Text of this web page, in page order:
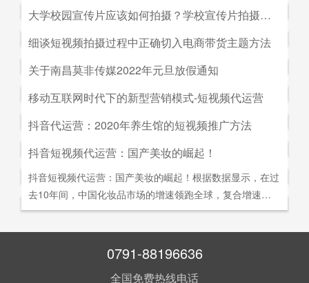
而事实上，正是因为公司规模小，才需要通过一个企业形象
片的包装，给经销商客户等以信心。
何选择抖音代运营公司呢，首先我们要先了解抖音代运营的
主要工作有哪些，抖音代运营公司会帮助我们做什么，什么
是我们自己做不到的，随着抖音的流行，抖音代运营的发展
前景是非常好的。
直播+短视频，新模式新机遇，南昌莫非传媒全域营销平台
会对市场营销造成深远的影响，引领企业走向下一场变革。
2G时代，消费者实现了通讯的自由；3G时代，视频通话和
移动数据技术的兴起推动了智能手机的发展；到了4G技术
的普及，成为了视频流媒体、移动应用和程序化广告发展的
信息的接收已经从图文时代转向了视听时代，而营销方式也
从单一的PC搜索引擎向多媒体、多领域转移，短视频、直
大学校园宣传片应该如何拍摄？学校宣传片拍摄出来有哪些作用？
大学校园宣传片应该如何拍摄？学校宣传片拍摄出来有哪些
始陆续的展开，而为了配合更好的招生进行学校文化建设，
都会拍摄一些大学宣传片来吸引更多学生，进而达到校园招
生的目的。那么，大学宣传片如何拍摄呢？有哪些作用？下
面小编就来为大家简单介绍一下。
细谈短视频拍摄过程中正确切入电商带货主题方法
细谈短视频拍摄过程中正确切入电商带货主题方法。短视频
一是创建自己的个人IP品牌,比如李子柒；二是创建代表生
活方式的品牌, 比如“一条”。前者就是基于达人的影响力创
建品牌,以IP名为品牌名,以达人为 品牌背书,这种模式其实更
像粉丝经济。普通用户受短视频内容的吸引 成为达人的粉
丝,进而成为产生实际购买行为的用户。实践证明,只要 IP足
够打动人心,他们就能爆发出巨大的影响力。以李子柒为例,
李子柒凭借短视频积累了千万粉丝,后在淘宝平台开设店铺,
关于南昌莫非传媒2022年元旦放假通知
关于南昌莫非传媒2022年元旦放假通知.元旦：1月1日（星
月4日（星期二）上班。在此期间，如果您有需要我们提供
服务的地方可直接在网站留言板块进行留言，上班后，我们
会及时回复；如有紧急事项可拨打0791-88196636进行咨
询。
移动互联网时代下的新型营销模式-短视频代运营
移动互联网时代下的新型营销模式-短视频代运营。创意营
的含义发生了新的变化，是以创意表达的内容为连接的、以
社交分享和算法匹配为，主要传播信道的用户参与共创的新
型整合营销模式。
抖音代运营：2020年养生馆的短视频推广方法
抖音代运营：2020年养生馆的短视频推广方法.南昌莫非文
告及网络营销领域的公司，是国内领先的一站式全网营销推
广创新型服务平台。主营：蓝V认证，抖音，快手短视频代
理，搜索引擎营销，关键词优化，网站建设，SEO网站优
化，SEM竞价优化，小程序制作，网络推广，网络营销，
抖音短视频代运营：国产美妆的崛起！
抖音短视频代运营：国产美妆的崛起！根据数据显示，在过
去10年间，中国化妆品市场的增速领跑全球，复合增速达9.
5%。庞大的市场让国产美妆迅速崛起，其中，完美日记一
0791-88196636
全国免费热线电话